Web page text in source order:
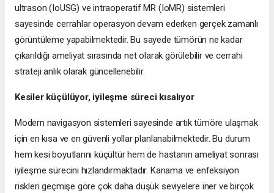
ultrason (IoUSG) ve intraoperatif MR (IoMR) sistemleri
sayesinde cerrahlar operasyon devam ederken gerçek zamanlı
görüntüleme yapabilmektedir. Bu sayede tümörün ne kadar
çıkarıldığı ameliyat sırasında net olarak görülebilir ve cerrahi
strateji anlık olarak güncellenebilir.
Kesiler küçülüyor, iyileşme süreci kısalıyor
Modern navigasyon sistemleri sayesinde artık tümöre ulaşmak
için en kısa ve en güvenli yollar planlanabilmektedir. Bu durum
hem kesi boyutlarını küçültür hem de hastanın ameliyat sonrası
iyileşme sürecini hızlandırmaktadır. Kanama ve enfeksiyon
riskleri geçmişe göre çok daha düşük seviyelere iner ve birçok